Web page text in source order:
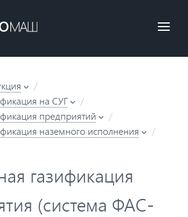
на СУГ
предприятий
наземного исполнения
газификация
(система ФАС-